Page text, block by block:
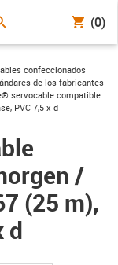
(0)
icon-arrow-right
confeccionados
de los fabricantes
right
servocable compatible
PVC 7,5 x d
/
(25 m),
d